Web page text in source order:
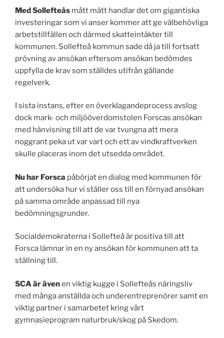
Med Sollefteås mått mätt handlar det om gigantiska
investeringar som vi anser kommer att ge välbehövliga
arbetstillfällen och därmed skatteintäkter till
kommunen. Sollefteå kommun sade då ja till fortsatt
prövning av ansökan eftersom ansökan bedömdes
uppfylla de krav som ställdes utifrån gällande
regelverk.
I sista instans, efter en överklagandeprocess avslog
dock mark- och miljööverdomstolen Forscas ansökan
med hänvisning till att de var tvungna att mera
noggrant peka ut var vart och ett av vindkraftverken
skulle placeras inom det utsedda området.
Nu har Forsca påbörjat en dialog med kommunen för
att undersöka hur vi ställer oss till en förnyad ansökan
på samma område anpassad till nya
bedömningsgrunder.
Socialdemokraterna i Sollefteå är positiva till att
Forsca lämnar in en ny ansökan för kommunen att ta
ställning till.
SCA är ävenen viktig kugge i Sollefteås näringsliv
med många anställda och underentreprenörer samt en
viktig partner i samarbetet kring vårt
gymnasieprogram naturbruk/skog på Skedom.